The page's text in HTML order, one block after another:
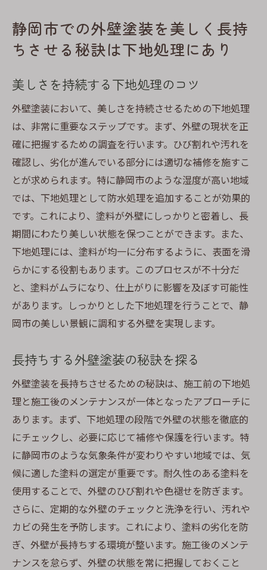
静岡市での外壁塗装を美しく長持
ちさせる秘訣は下地処理にあり
美しさを持続する下地処理のコツ
外壁塗装において、美しさを持続させるための下地処理
は、非常に重要なステップです。まず、外壁の現状を正
確に把握するための調査を行います。ひび割れや汚れを
確認し、劣化が進んでいる部分には適切な補修を施すこ
とが求められます。特に静岡市のような湿度が高い地域
では、下地処理として防水処理を追加することが効果的
です。これにより、塗料が外壁にしっかりと密着し、長
期間にわたり美しい状態を保つことができます。また、
下地処理には、塗料が均一に分布するように、表面を滑
らかにする役割もあります。このプロセスが不十分だ
と、塗料がムラになり、仕上がりに影響を及ぼす可能性
があります。しっかりとした下地処理を行うことで、静
岡市の美しい景観に調和する外壁を実現します。
長持ちする外壁塗装の秘訣を探る
外壁塗装を長持ちさせるための秘訣は、施工前の下地処
理と施工後のメンテナンスが一体となったアプローチに
あります。まず、下地処理の段階で外壁の状態を徹底的
にチェックし、必要に応じて補修や保護を行います。特
に静岡市のような気象条件が変わりやすい地域では、気
候に適した塗料の選定が重要です。耐久性のある塗料を
使用することで、外壁のひび割れや色褪せを防ぎます。
さらに、定期的な外壁のチェックと洗浄を行い、汚れや
カビの発生を予防します。これにより、塗料の劣化を防
ぎ、外壁が長持ちする環境が整います。施工後のメンテ
ナンスを怠らず、外壁の状態を常に把握しておくこと